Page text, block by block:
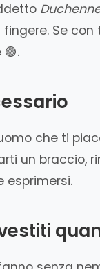
Se
che ti
un braccio,
esprimersi.